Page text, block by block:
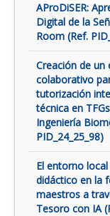
AProDiSER:
Digital de la
Room (Ref.
Creación de un
colaborativo
tutorización
técnica en
Ingeniería
PID_24_25_98)
El entorno
didáctico en la
maestros a
Tesoro con IA